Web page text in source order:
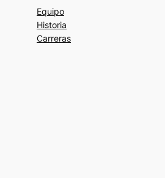
Equipo
Historia
Carreras